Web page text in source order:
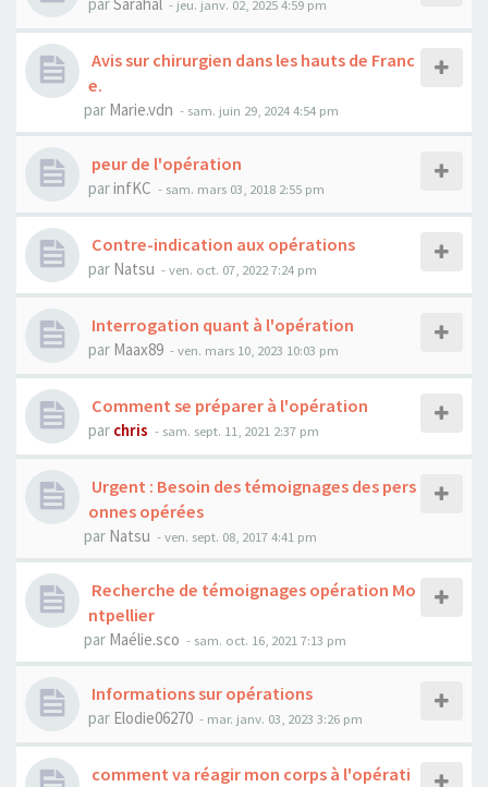
- jeu. janv. 02, 2025 4:59 pm
Avis sur chirurgien dans les hauts de Franc
e.
par Marie.vdn - sam. juin 29, 2024 4:54 pm
peur de l'opération
parinfKC - sam. mars 03, 2018 2:55 pm
Contre-indication aux opérations
par Natsu - ven. oct. 07, 2022 7:24 pm
Interrogation quant à l'opération
par Maax89 - ven. mars 10, 2023 10:03 pm
Comment se préparer à l'opération
par chris - sam. sept. 11, 2021 2:37 pm
Urgent : Besoin des témoignages des pers
onnes opérées
par Natsu - ven. sept. 08, 2017 4:41 pm
Recherche de témoignages opération Mo
ntpellier
par Maélie.sco - sam. oct. 16, 2021 7:13 pm
Informations sur opérations
par Elodie06270 - mar. janv. 03, 2023 3:26 pm
comment va réagir mon corps à l'opérati